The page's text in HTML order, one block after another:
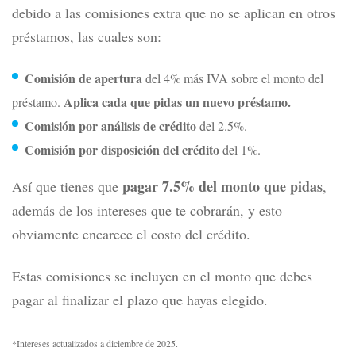
debido a las comisiones extra que no se aplican en otros
préstamos, las cuales son:
Comisión de aperturadel 4% más IVA sobre el monto del
préstamo. Aplica cada que pidas un nuevo préstamo.
Comisión por análisis de créditodel 2.5%.
Comisión por disposición del créditodel 1%.
Así que tienes que pagar 7.5% del monto que pidas,
además de los intereses que te cobrarán, y esto
obviamente encarece el costo del crédito.
Estas comisiones se incluyen en el monto que debes
pagar al finalizar el plazo que hayas elegido.
*Intereses actualizados a diciembre de 2025.